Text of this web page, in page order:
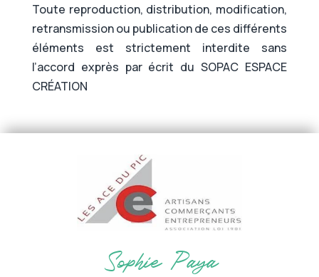
Toute reproduction, distribution, modification,
retransmission ou publication de ces différents
éléments est strictement interdite sans
l’accord exprès par écrit du SOPAC ESPACE
CRÉATION
Sophie Paya